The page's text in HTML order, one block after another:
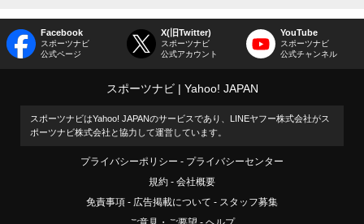
Facebook
スポーツナビ
公式ページ
X(旧Twitter)
スポーツナビ
公式アカウント
YouTube
スポーツナビ
公式チャンネル
スポーツナビ Yahoo! JAPAN
スポーツナビはYahoo! JAPANのサービスであり、LINEヤフー株式会社がス
ポーツナビ株式会社と協力して運営しています。
プライバシーポリシー
プライバシーセンター
規約
会社概要
免責事項
広告掲載について
スタッフ募集